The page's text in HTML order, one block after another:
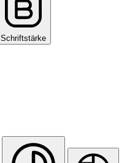
Schriftstärke